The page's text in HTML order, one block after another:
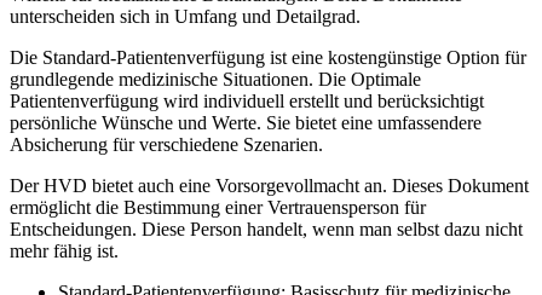
unterscheiden sich in Umfang und Detailgrad.
Die Standard-Patientenverfügung ist eine kostengünstige Option für
grundlegende medizinische Situationen. Die Optimale
Patientenverfügung wird individuell erstellt und berücksichtigt
persönliche Wünsche und Werte. Sie bietet eine umfassendere
Absicherung für verschiedene Szenarien.
Der HVD bietet auch eine Vorsorgevollmacht an. Dieses Dokument
ermöglicht die Bestimmung einer Vertrauensperson für
Entscheidungen. Diese Person handelt, wenn man selbst dazu nicht
mehr fähig ist.